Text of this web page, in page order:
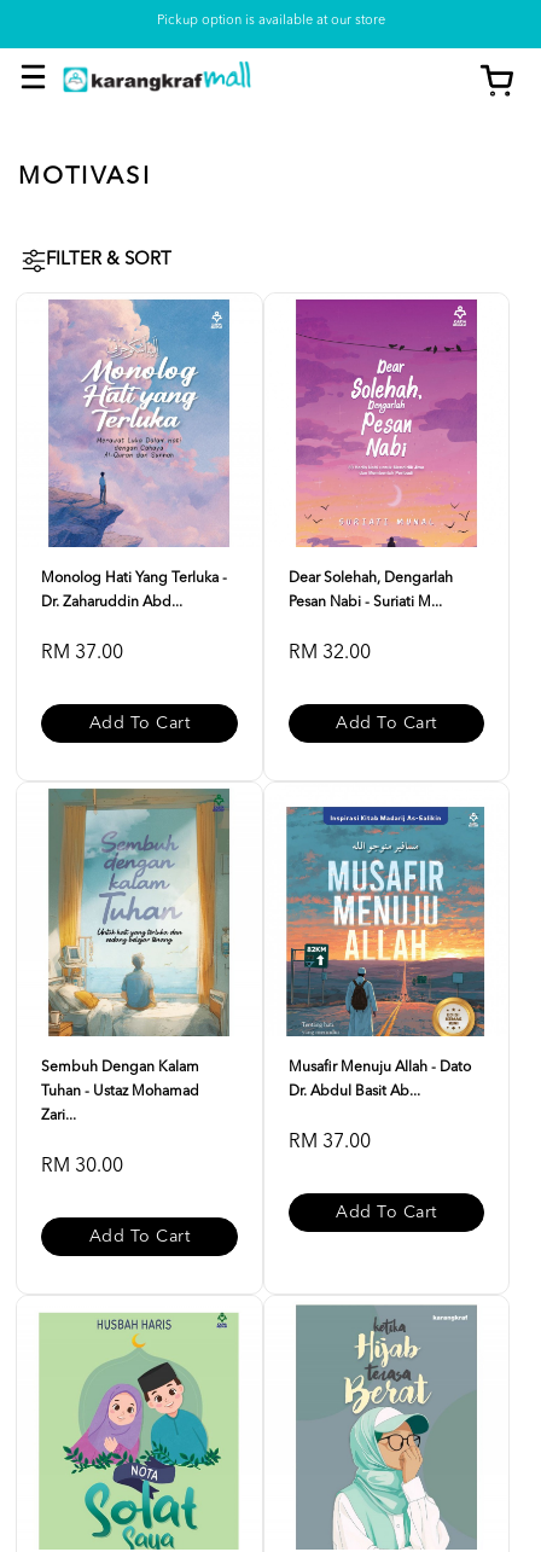
Pickup option is available at our store
MOTIVASI
FILTER & SORT
Monolog Hati Yang Terluka -
Dr. Zaharuddin Abd...
RM 37.00
Add To Cart
Dear Solehah, Dengarlah
Pesan Nabi - Suriati M...
RM 32.00
Add To Cart
Sembuh Dengan Kalam
Tuhan - Ustaz Mohamad
Zari...
RM 30.00
Add To Cart
Musafir Menuju Allah - Dato
Dr. Abdul Basit Ab...
RM 37.00
Add To Cart